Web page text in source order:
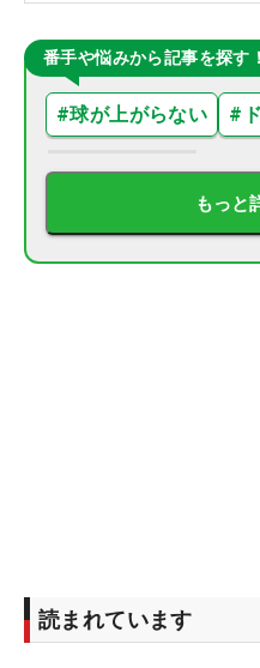
番手や悩みから記事を探す！
#球が上がらない #
もっと
読まれています